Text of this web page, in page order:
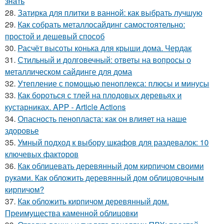
28. Затирка для плитки в ванной: как выбрать лучшую
29. Как собрать металлосайдинг самостоятельно:
простой и дешевый способ
30. Расчёт высоты конька для крыши дома. Чердак
31. Стильный и долговечный: ответы на вопросы о
металлическом сайдинге для дома
32. Утепление с помощью пеноплекса: плюсы и минусы
33. Как бороться с тлей на плодовых деревьях и
кустарниках. APP - Article Actions
34. Опасность пенопласта: как он влияет на наше
здоровье
35. Умный подход к выбору шкафов для раздевалок: 10
ключевых факторов
36. Как облицевать деревянный дом кирпичом своими
руками. Как обложить деревянный дом облицовочным
кирпичом?
37. Как обложить кирпичом деревянный дом.
Преимущества каменной облицовки